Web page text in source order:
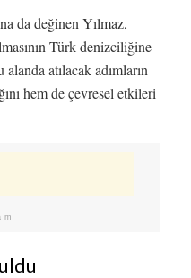
da değinen Yılmaz,
Türk denizciliğine
atılacak adımların
hem de çevresel etkileri